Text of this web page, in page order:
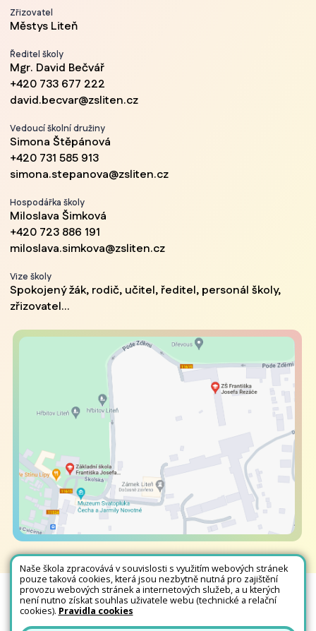
Zřizovatel
Městys Liteň
Ředitel školy
Mgr. David Bečvář
+420 733 677 222
david.becvar@zsliten.cz
Vedoucí školní družiny
Simona Štěpánová
+420 731 585 913
simona.stepanova@zsliten.cz
Hospodářka školy
Miloslava Šimková
+420 723 886 191
miloslava.simkova@zsliten.cz
Vize školy
Spokojený žák, rodič, učitel, ředitel, personál školy,
zřizovatel...
Všechna práva vyhrazena. Copyright © 2026 |Mapa stránek|Kontakty
Přihlásit|Prohlášení o přístupnosti
Naše škola zpracovává v souvislosti s využitím webových stránek
pouze taková cookies, která jsou nezbytně nutná pro zajištění
provozu webových stránek a internetových služeb, a u kterých
není nutno získat souhlas uživatele webu (technické a relační
cookies). Pravidla cookies